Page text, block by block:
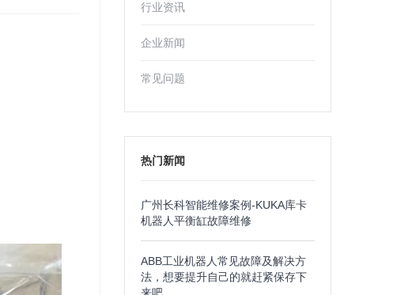
行业资讯
企业新闻
常见问题
热门新闻
广州长科智能维修案例-KUKA库卡
机器人平衡缸故障维修
ABB工业机器人常见故障及解决方
法，想要提升自己的就赶紧保存下